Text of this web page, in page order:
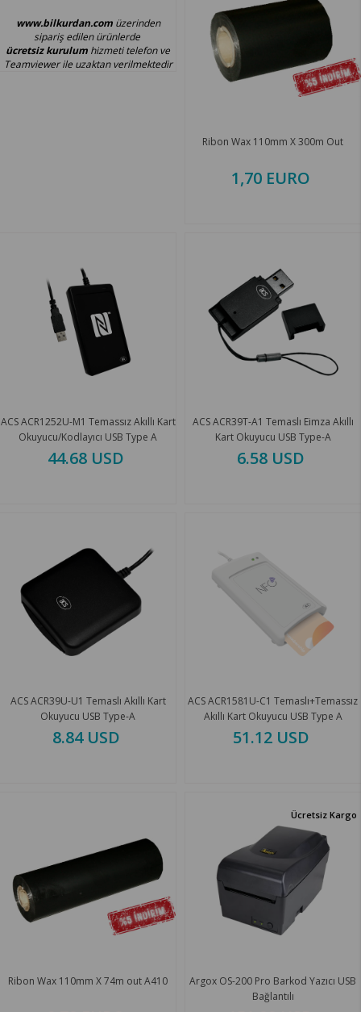
www.bilkurdan.com üzerinden
sipariş edilen ürünlerde
ücretsiz kurulum hizmeti telefon ve
Teamviewer ile uzaktan verilmektedir
Ribon Wax 110mm X 300m Out
1,70 EURO
ACS ACR1252U-M1 Temassız Akıllı Kart
Okuyucu/Kodlayıcı USB Type A
44.68 USD
ACS ACR39T-A1 Temaslı Eimza Akıllı
Kart Okuyucu USB Type-A
6.58 USD
ACS ACR39U-U1 Temaslı Akıllı Kart
Okuyucu USB Type-A
8.84 USD
ACS ACR1581U-C1 Temaslı+Temassız
Akıllı Kart Okuyucu USB Type A
51.12 USD
Ribon Wax 110mm X 74m out A410
Argox OS-200 Pro Barkod Yazıcı USB
Bağlantılı
Ücretsiz Kargo